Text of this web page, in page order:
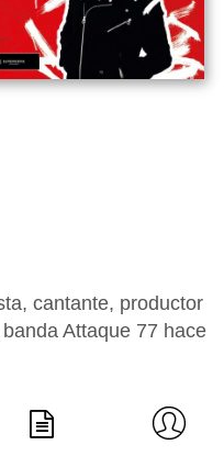
cantante, productor
Attaque 77 hace